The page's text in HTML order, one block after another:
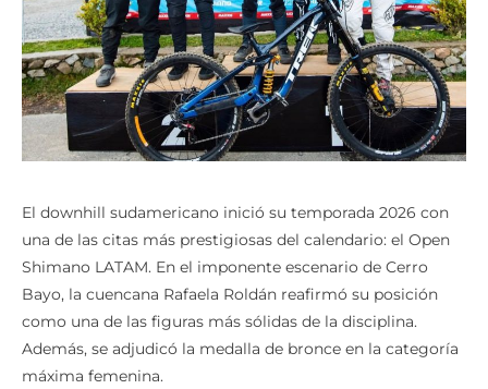
El downhill sudamericano inició su temporada 2026 con
una de las citas más prestigiosas del calendario: el Open
Shimano LATAM. En el imponente escenario de Cerro
Bayo, la cuencana Rafaela Roldán reafirmó su posición
como una de las figuras más sólidas de la disciplina.
Además, se adjudicó la medalla de bronce en la categoría
máxima femenina.